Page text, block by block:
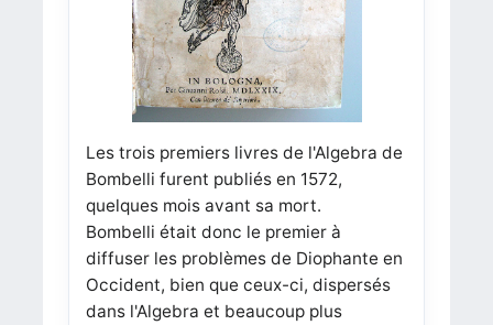
Les trois premiers livres de l'Algebra de
Bombelli furent publiés en 1572,
quelques mois avant sa mort.
Bombelli était donc le premier à
diffuser les problèmes de Diophante en
Occident, bien que ceux-ci, dispersés
dans l'Algebra et beaucoup plus